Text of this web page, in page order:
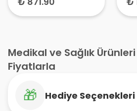
Medikal ve Sağlık
Fiyatlarla
🎁 Hediye Seçenekleri